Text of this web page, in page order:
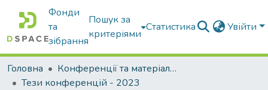
Фонди
та
зібрання
Пошук за
критеріями
Статистика Увійти
Головна
Конференції та матеріали конференцій
Тези конференцій - 2023